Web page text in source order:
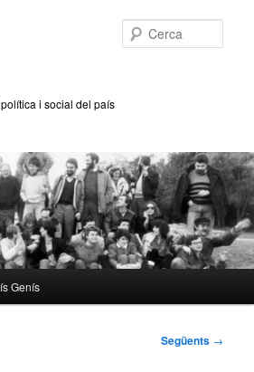
i social del país
Genís
Següents →